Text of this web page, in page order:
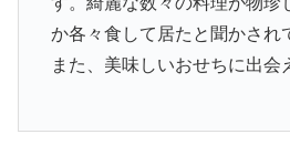
か各々食して居たと聞かされ
また、美味しいおせちに出会